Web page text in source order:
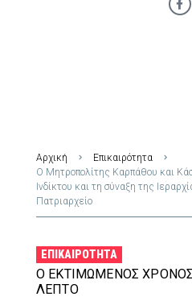
Αρχική
Επικαιρότητα
Ο Μητροπολίτης Καρπάθου και
Ινδίκτου και τη σύναξη της
Πατριαρχείο
ΕΠΙΚΑΙΡΌΤΗΤΑ
Ο ΕΚΤΙΜΏΜΕΝΟΣ ΧΡΌΝΟΣ
ΛΕΠΤΌ